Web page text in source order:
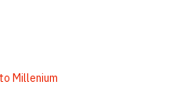
Millenium